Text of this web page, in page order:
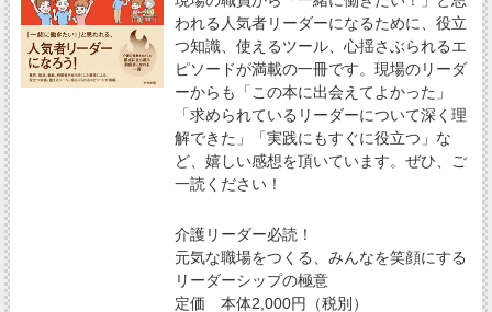
われる人気者リーダーになるために、役立
つ知識、使えるツール、心揺さぶられるエ
ピソードが満載の一冊です。現場のリーダ
ーからも「この本に出会えてよかった」
「求められているリーダーについて深く理
解できた」「実践にもすぐに役立つ」な
ど、嬉しい感想を頂いています。ぜひ、ご
一読ください！
介護リーダー必読！
元気な職場をつくる、みんなを笑顔にする
リーダーシップの極意
定価 本体2,000円（税別）